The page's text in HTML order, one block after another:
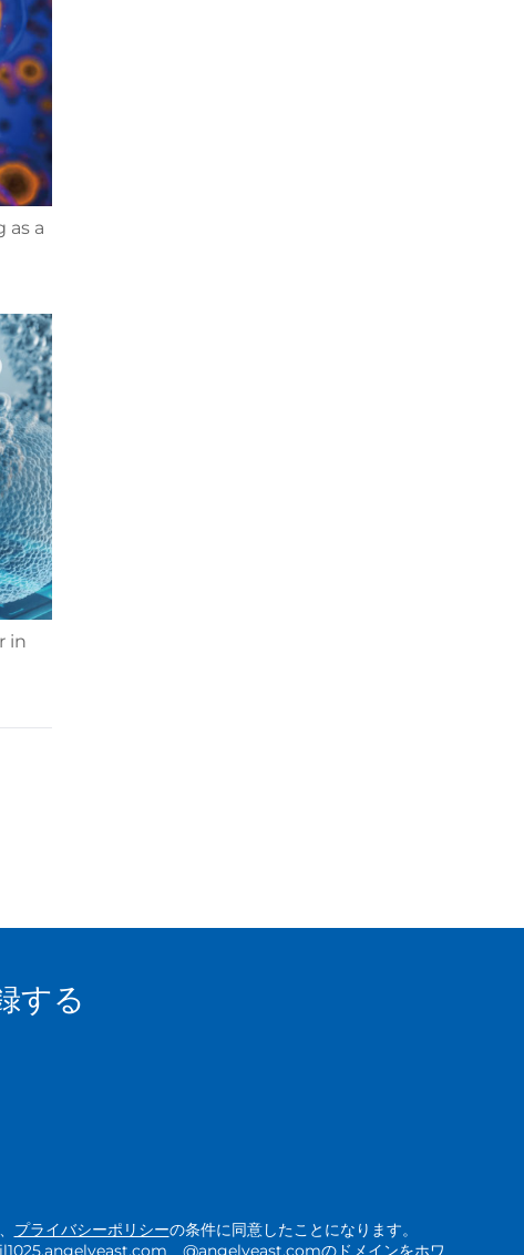
as a
in
する
プライバシーポリシーの条件に同意したことになります。
、@angelyeast.comのドメインをホワ